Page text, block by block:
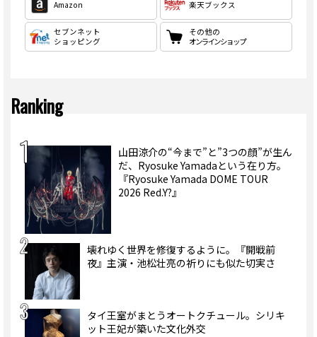
Amazon 楽天ブックス
セブンネット
ショッピング
その他の
オンラインショップ
Ranking
山田涼介の“今まで”と”3つの顔”が生ん
だ、Ryosuke Yamadaという在り方。
『Ryosuke Yamada DOME TOUR
2026 Red.Y?』
壊れゆく世界を修復するように。『開戦前
夜』主演・池松壮亮の祈りにも似た切実さ
タイ王室がまとうオートクチュール。シリキ
ット王妃が築いた文化外交